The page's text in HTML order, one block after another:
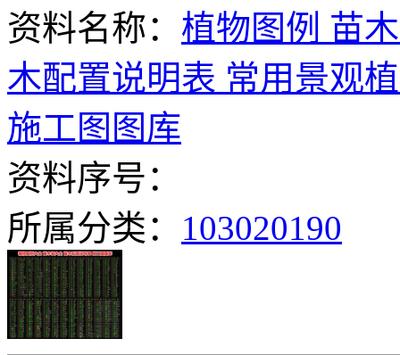
资料名称： 植物图例 苗
木配置说明表 常用景观
施工图图库
资料序号：
所属分类： 103020190